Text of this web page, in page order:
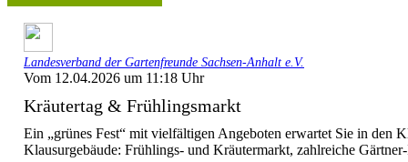
Landesverband der Gartenfreunde Sachsen-Anhalt e.V.
Vom 12.04.2026 um 11:18 Uhr
Kräutertag & Frühlingsmarkt
Ein „grünes Fest“ mit vielfältigen Angeboten erwartet Sie in den
Klausurgebäude: Frühlings- und Kräutermarkt, zahlreiche